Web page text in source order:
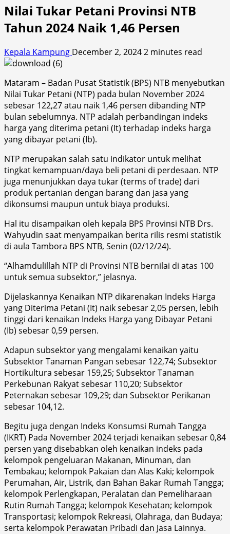
Nilai Tukar Petani Provinsi NTB
Tahun 2024 Naik 1,46 Persen
Kepala Kampung December 2, 20242 minutes read
Mataram – Badan Pusat Statistik (BPS) NTB menyebutkan
Nilai Tukar Petani (NTP) pada bulan November 2024
sebesar 122,27 atau naik 1,46 persen dibanding NTP
bulan sebelumnya. NTP adalah perbandingan indeks
harga yang diterima petani (It) terhadap indeks harga
yang dibayar petani (Ib).
NTP merupakan salah satu indikator untuk melihat
tingkat kemampuan/daya beli petani di perdesaan. NTP
juga menunjukkan daya tukar (terms of trade) dari
produk pertanian dengan barang dan jasa yang
dikonsumsi maupun untuk biaya produksi.
Hal itu disampaikan oleh kepala BPS Provinsi NTB Drs.
Wahyudin saat menyampaikan berita rilis resmi statistik
di aula Tambora BPS NTB, Senin (02/12/24).
“Alhamdulillah NTP di Provinsi NTB bernilai di atas 100
untuk semua subsektor,” jelasnya.
Dijelaskannya Kenaikan NTP dikarenakan Indeks Harga
yang Diterima Petani (It) naik sebesar 2,05 persen, lebih
tinggi dari kenaikan Indeks Harga yang Dibayar Petani
(Ib) sebesar 0,59 persen.
Adapun subsektor yang mengalami kenaikan yaitu
Subsektor Tanaman Pangan sebesar 122,74; Subsektor
Hortikultura sebesar 159,25; Subsektor Tanaman
Perkebunan Rakyat sebesar 110,20; Subsektor
Peternakan sebesar 109,29; dan Subsektor Perikanan
sebesar 104,12.
Begitu juga dengan Indeks Konsumsi Rumah Tangga
(IKRT) Pada November 2024 terjadi kenaikan sebesar 0,84
persen yang disebabkan oleh kenaikan indeks pada
kelompok pengeluaran Makanan, Minuman, dan
Tembakau; kelompok Pakaian dan Alas Kaki; kelompok
Perumahan, Air, Listrik, dan Bahan Bakar Rumah Tangga;
kelompok Perlengkapan, Peralatan dan Pemeliharaan
Rutin Rumah Tangga; kelompok Kesehatan; kelompok
Transportasi; kelompok Rekreasi, Olahraga, dan Budaya;
serta kelompok Perawatan Pribadi dan Jasa Lainnya.